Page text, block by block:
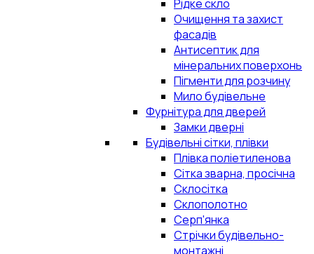
Рідке скло
Очищення та захист
фасадів
Антисептик для
мінеральних поверхонь
Пігменти для розчину
Мило будівельне
Фурнітура для дверей
Замки дверні
Будівельні сітки, плівки
Плівка поліетиленова
Сітка зварна, просічна
Склосітка
Склополотно
Серп'янка
Стрічки будівельно-
монтажні